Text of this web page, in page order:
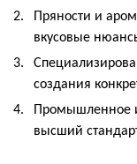
Пряности и
вкусовые
создания
Промышленное
высший